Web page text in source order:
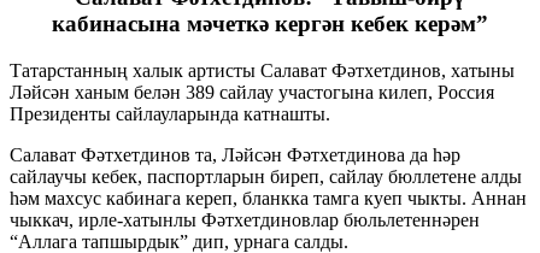
кабинасына мәчеткә кергән кебек керәм”
Татарстанның халык артисты Салават Фәтхетдинов, хатыны
Ләйсән ханым белән 389 сайлау участогына килеп, Россия
Президенты сайлауларында катнашты.
Салават Фәтхетдинов та, Ләйсән Фәтхетдинова да һәр
сайлаучы кебек, паспортларын биреп, сайлау бюллетене алды
һәм махсус кабинага кереп, бланкка тамга куеп чыкты. Аннан
чыккач, ирле-хатынлы Фәтхетдиновлар бюльлетеннәрен
“Аллага тапшырдык” дип, урнага салды.